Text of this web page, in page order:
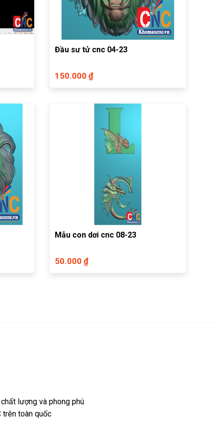
Đầu sư tử cnc 04-23
150.000 ₫
Mẫu con dơi cnc 08-23
50.000 ₫
lượng và phong phú
trên toàn quốc